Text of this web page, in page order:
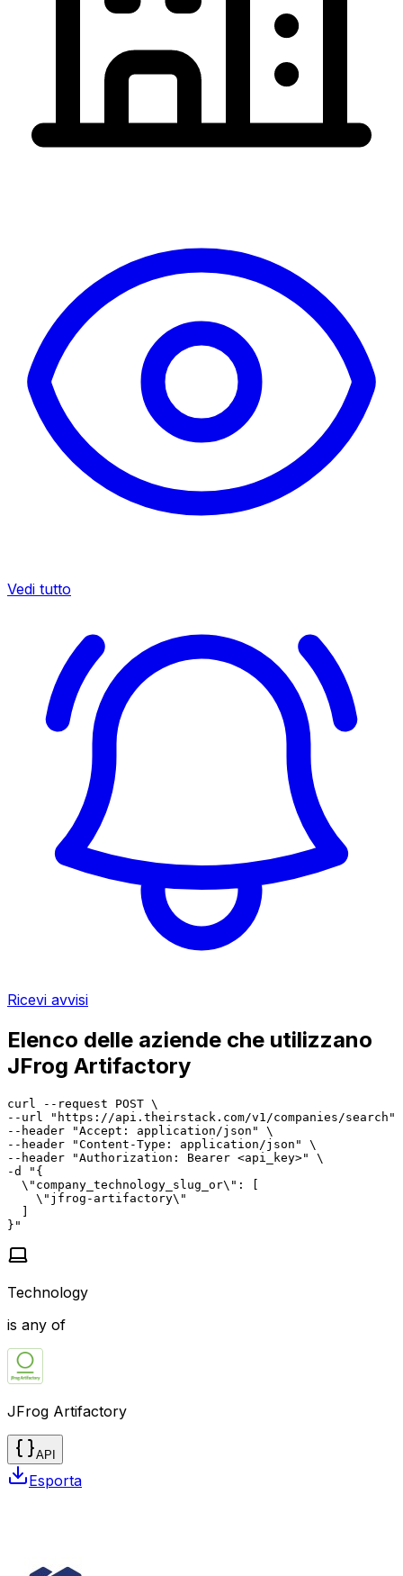
Vedi tutto
Ricevi avvisi
Elenco delle aziende che utilizzano
JFrog Artifactory
curl --request POST \
--url "https://api.theirstack.com/v1/companies/search"
--header "Accept: application/json" \
--header "Content-Type: application/json" \
--header "Authorization: Bearer <api_key>" \
-d "{
  \"company_technology_slug_or\": [
    \"jfrog-artifactory\"
  ]
}"
Technology
is any of
JFrog Artifactory
API
Esporta